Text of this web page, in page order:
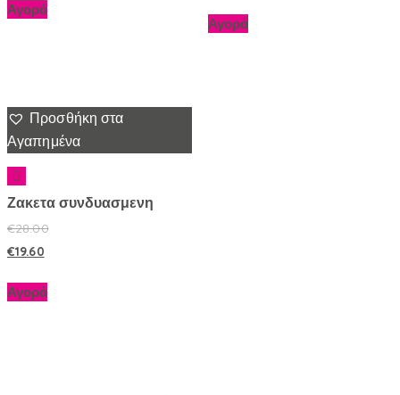
Αγορά
Αγορά
Προσθήκη στα
Αγαπημένα
Ζακετα συνδυασμενη
€28.00
€19.60
Αγορά